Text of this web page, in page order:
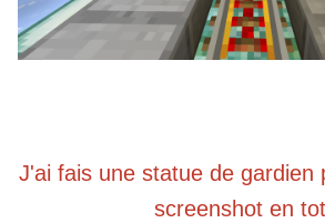
J'ai fais une statue de gardien
screenshot en